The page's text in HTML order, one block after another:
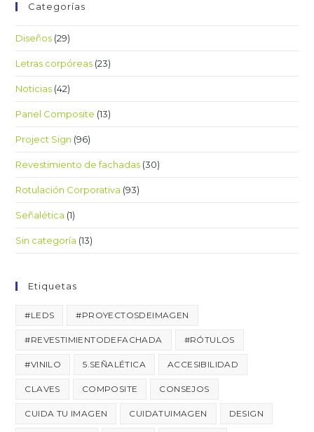
Categorías
Diseños (29)
Letras corpóreas (23)
Noticias (42)
Panel Composite (13)
Project Sign (96)
Revestimiento de fachadas (30)
Rotulación Corporativa (93)
Señalética (1)
Sin categoría (13)
Etiquetas
#LEDS #PROYECTOSDEIMAGEN
#REVESTIMIENTODEFACHADA #RÓTULOS
#VINILO 5.SEÑALÉTICA ACCESIBILIDAD
CLAVES COMPOSITE CONSEJOS
CUIDA TU IMAGEN CUIDATUIMAGEN DESIGN